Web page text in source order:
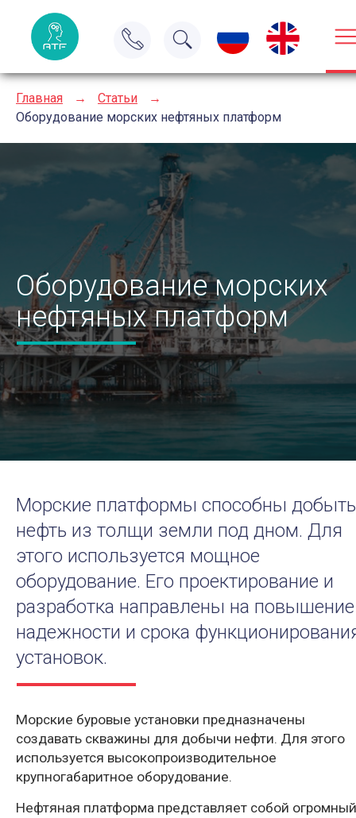
Главная → Статьи
→
Оборудование морских нефтяных платформ
Оборудование морских
нефтяных платформ
Морские платформы способны добыть
нефть из толщи земли под дном. Для
этого используется мощное
оборудование. Его проектирование и
разработка направлены на повышение
надежности и срока
установок.
Морские буровые установки предназначены
создавать скважины для добычи нефти. Для этого
используется высокопроизводительное
крупногабаритное оборудование.
Нефтяная платформа представляет собой огромный